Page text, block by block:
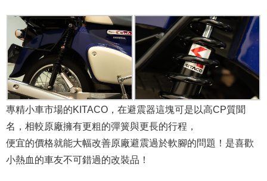
專精小車市場的KITACO，在避震器這塊可是以高CP質聞
名，相較原廠擁有更粗的彈簧與更長的行程，
便宜的價格就能大幅改善原廠避震過於軟腳的問題！是喜歡
小熱血的車友不可錯過的改裝品！